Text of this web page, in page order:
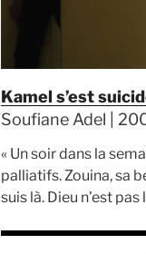
Kamel s’est
Soufiane Adel |
« Un soir dans la
palliatifs. Zouina, sa
suis là. Dieu n’est